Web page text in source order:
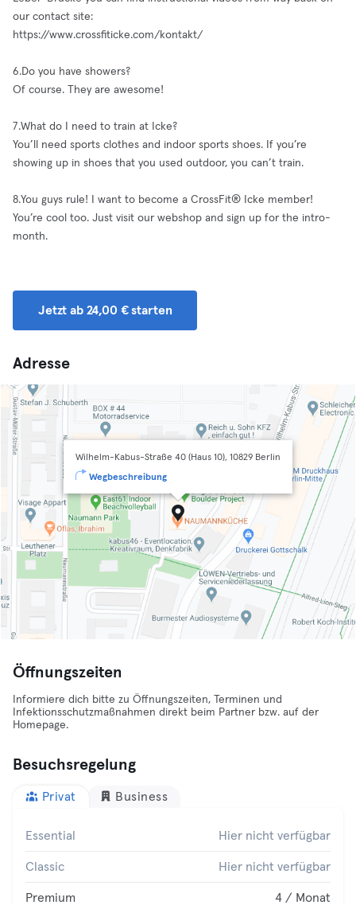
our contact site:
https://www.crossfiticke.com/kontakt/
6.Do you have showers?
Of course. They are awesome!
7.What do I need to train at Icke?
You’ll need sports clothes and indoor sports shoes. If you’re
showing up in shoes that you used outdoor, you can’t train.
8.You guys rule! I want to become a CrossFit®️ Icke member!
You’re cool too. Just visit our webshop and sign up for the intro-
month.
Jetzt ab 24,00 € starten
Adresse
Wilhelm-Kabus-Straße 40 (Haus 10), 10829 Berlin
Wegbeschreibung
Öffnungszeiten
Informiere dich bitte zu Öffnungszeiten, Terminen und
Infektionsschutzmaßnahmen direkt beim Partner bzw. auf der
Homepage.
Besuchsregelung
Privat Business
Essential Hier nicht verfügbar
Classic Hier nicht verfügbar
Premium 4 / Monat